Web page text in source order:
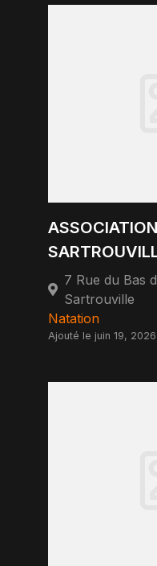
7 Rue du Bas
Sartrouville
Natation
Ajouté le juin 19, 2026